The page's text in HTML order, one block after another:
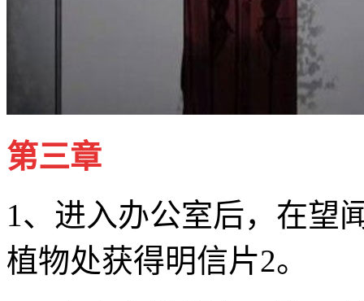
第三章
1、进入办公室后，在望
植物处获得明信片2。